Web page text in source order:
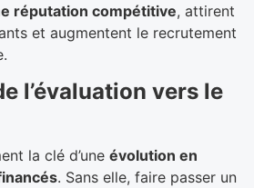
réputation compétitive, attirent
et augmentent le recrutement
l’évaluation vers le
la clé d’une évolution en
. Sans elle, faire passer un